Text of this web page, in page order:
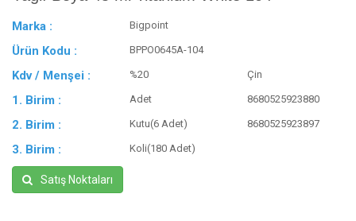
Marka : Bigpoint
Ürün Kodu : BPPO0645A-104
Kdv / Menşei : %20 Çin
1. Birim : Adet 8680525923880
2. Birim : Kutu(6 Adet) 8680525923897
3. Birim : Koli(180 Adet)
Satış Noktaları